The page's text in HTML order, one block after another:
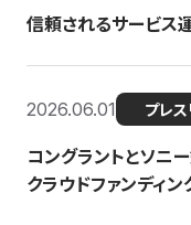
信頼されるサービス
2026.06.01 プレ
コングラントとソニ
クラウドファンディ